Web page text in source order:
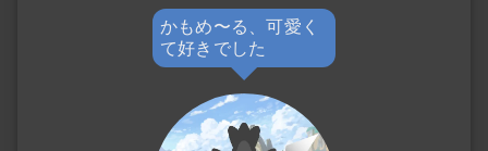
かもめ〜る、可愛く
て好きでした